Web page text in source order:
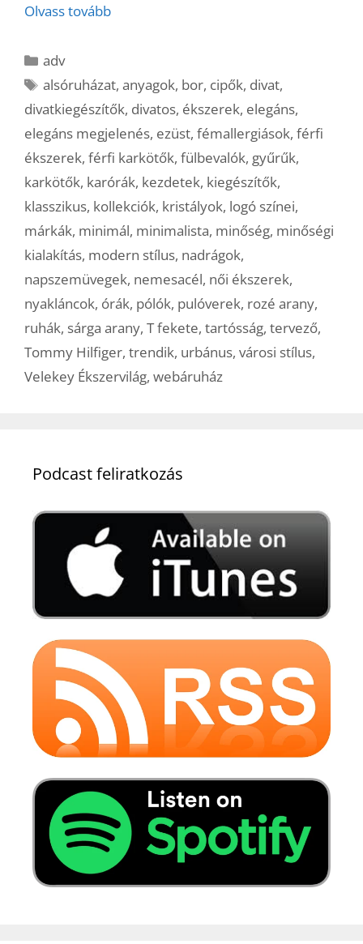
Olvass tovább
Kategória
adv
Címkék
alsóruházat,anyagok, bor, cipők, divat,
divatkiegészítők, divatos, ékszerek, elegáns,
elegáns megjelenés, ezüst, fémallergiások, férfi
ékszerek, férfi karkötők, fülbevalók, gyűrűk,
karkötők, karórák, kezdetek, kiegészítők,
klasszikus, kollekciók, kristályok, logó színei,
márkák, minimál, minimalista, minőség, minőségi
kialakítás, modern stílus, nadrágok,
napszemüvegek, nemesacél, női ékszerek,
nyakláncok, órák, pólók, pulóverek, rozé arany,
ruhák, sárga arany, T fekete, tartósság, tervező,
Tommy Hilfiger, trendik, urbánus, városi stílus,
Velekey Ékszervilág, webáruház
Podcast feliratkozás